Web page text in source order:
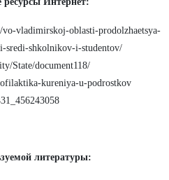
vo-vladimirskoj-oblasti-prodolzhaetsya-
sredi-shkolnikov-i-studentov/
State/document118/
kureniya-u-podrostkov
литературы: